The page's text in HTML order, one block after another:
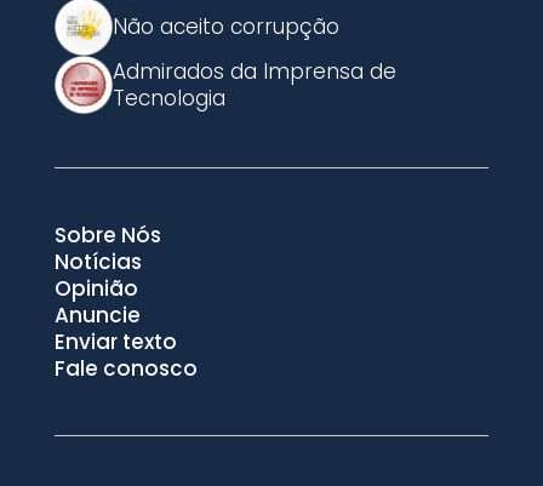
Não aceito corrupção
Admirados da Imprensa de
Tecnologia
Sobre Nós
Notícias
Opinião
Anuncie
Enviar texto
Fale conosco